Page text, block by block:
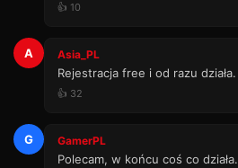
👍 10
A Asia_PL
Rejestracja free i od razu działa.
👍 32
G GamerPL
Polecam, w końcu coś co działa.